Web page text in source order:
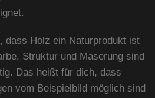
dass Holz ein Naturprodukt ist
Struktur und Maserung sind
Das heißt für dich, dass
vom Beispielbild möglich sind